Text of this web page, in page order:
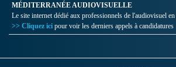
MÉDITERRANÉE AUDIOVISUELLE
Le site internet dédié aux professionnels de l'audiovisuel en
>> Cliquez ici pour voir les derniers appels à candidatures